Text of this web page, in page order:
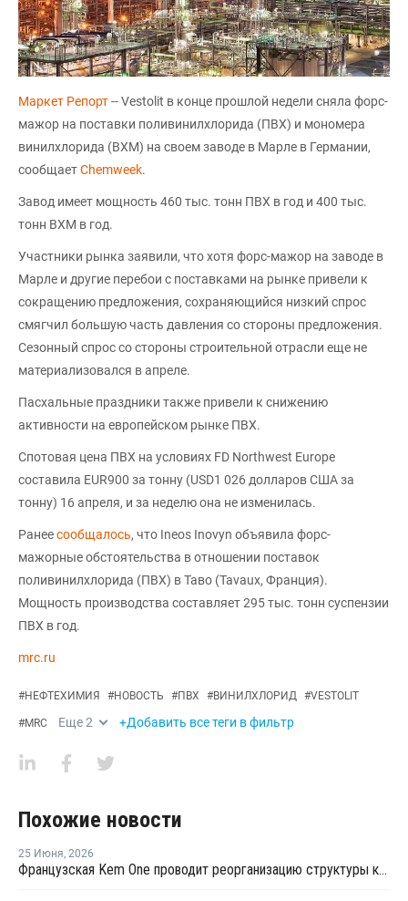
Маркет Репорт-- Vestolit в конце прошлой недели сняла форс-
мажор на поставки поливинилхлорида (ПВХ) и мономера
винилхлорида (ВХМ) на своем заводе в Марле в Германии,
сообщаетChemweek.
Завод имеет мощность 460 тыс. тонн ПВХ в год и 400 тыс.
тонн ВХМ в год.
Участники рынка заявили, что хотя форс-мажор на заводе в
Марле и другие перебои с поставками на рынке привели к
сокращению предложения, сохраняющийся низкий спрос
смягчил большую часть давления со стороны предложения.
Сезонный спрос со стороны строительной отрасли еще не
материализовался в апреле.
Пасхальные праздники также привели к снижению
активности на европейском рынке ПВХ.
Спотовая цена ПВХ на условиях FD Northwest Europe
составила EUR900 за тонну (USD1 026 долларов США за
тонну) 16 апреля, и за неделю она не изменилась.
Ранеесообщалось, что Ineos Inovyn объявила форс-
мажорные обстоятельства в отношении поставок
поливинилхлорида (ПВХ) в Таво (Tavaux, Франция).
Мощность производства составляет 295 тыс. тонн суспензии
ПВХ в год.
mrc.ru
#НЕФТЕХИМИЯ #НОВОСТЬ #ПВХ #ВИНИЛХЛОРИД #VESTOLIT
#MRC Еще2 +Добавить все теги в фильтр
Похожие новости
25 Июня, 2026
Французская Kem One проводит реорганизацию структуры капитала и состава собственников